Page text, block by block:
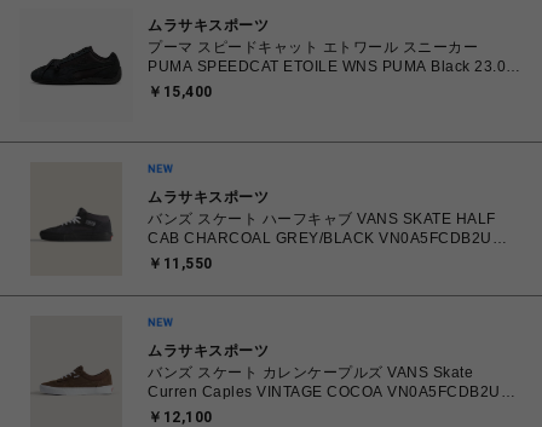
ムラサキスポーツ
プーマ スピードキャット エトワール スニーカー
PUMA SPEEDCAT ETOILE WNS PUMA Black 23.0㎝
～25.0㎝ 407673_02 4070032779683 【送料無料 北
￥15,400
ムラサキスポーツ
バンズ スケート ハーフキャブ VANS SKATE HALF
CAB CHARCOAL GREY/BLACK VN0A5FCDB2U
26.0㎝～28.0㎝ スニーカー メンズ シューズ
く】
￥11,550
ムラサキスポーツ
バンズ スケート カレンケープルズ VANS Skate
Curren Caples VINTAGE COCOA VN0A5FCDB2U
26.0㎝～28.0㎝ スニーカー メンズ シューズ
￥12,100